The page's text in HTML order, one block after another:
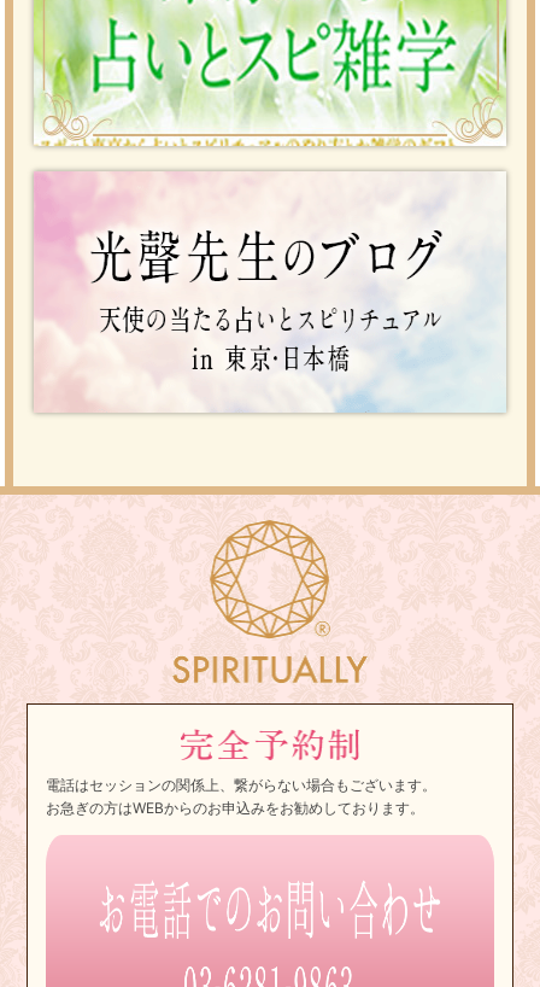
電話はセッションの関係上、繋がらない場合もございます。
お急ぎの方はWEBからのお申込みをお勧めしております。